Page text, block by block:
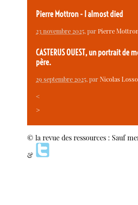
Pierre Mottron - I almost died
23 novembre 2025, parPierre
CASTERUS OUEST, un portrait de
père.
29 septembre 2025, parNicolas
<
>
© la revue des ressources : Sauf
&